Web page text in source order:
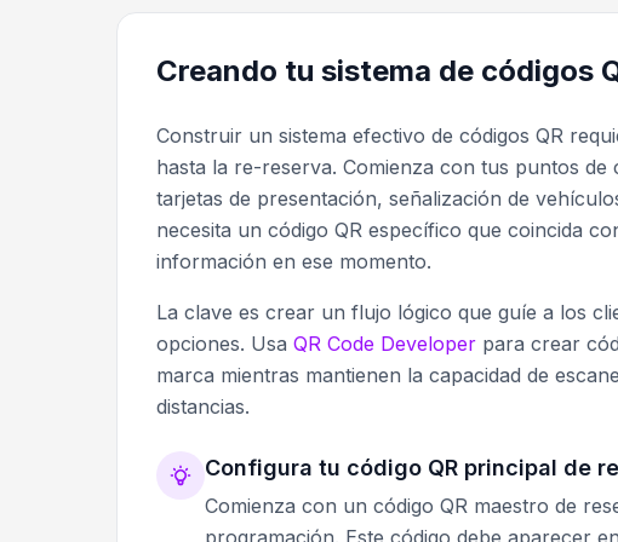
Creando tu sistema de códigos
Construir un sistema efectivo de códigos QR
hasta la re-reserva. Comienza con tus puntos
tarjetas de presentación, señalización de
necesita un código QR específico que coincida
información en ese momento.
La clave es crear un flujo lógico que guíe a los
opciones. Usa QR Code Developer para crear
marca mientras mantienen la capacidad de
distancias.
Configura tu código QR principal de
Comienza con un código QR maestro de